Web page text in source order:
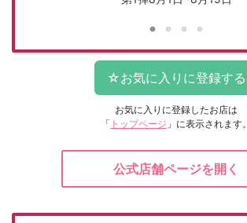
お気に入りに登録したお店は
「 トップページ 」に表示されます。
公式店舗ページを開く